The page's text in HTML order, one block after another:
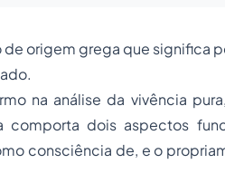
de origem grega que significa
na análise da vivência
comporta dois aspectos
consciência de, e o